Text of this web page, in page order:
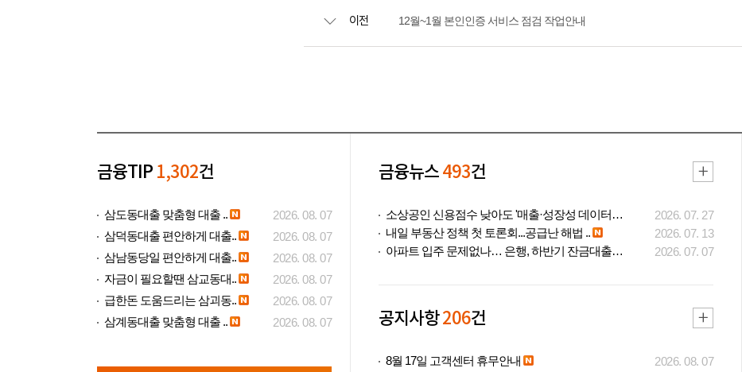
이전 12월~1월 본인인증 서비스 점검 작업안내
금융TIP 1,302건
삼도동대출 맞춤형 대출 ..
2026. 08. 07
삼덕동대출 편안하게 대출..
2026. 08. 07
삼남동당일 편안하게 대출..
2026. 08. 07
자금이 필요할땐 삼교동대..
2026. 08. 07
급한돈 도움드리는 삼괴동..
2026. 08. 07
삼계동대출 맞춤형 대출 ..
2026. 08. 07
금융뉴스493건
소상공인 신용점수 낮아도 '매출·성장성 데이터..
2026. 07. 27
내일 부동산 정책 첫 토론회...공급난 해법 ..
2026. 07. 13
아파트 입주 문제없나… 은행, 하반기 잔금대출..
2026. 07. 07
공지사항206건
8월 17일 고객센터 휴무안내
2026. 08. 07